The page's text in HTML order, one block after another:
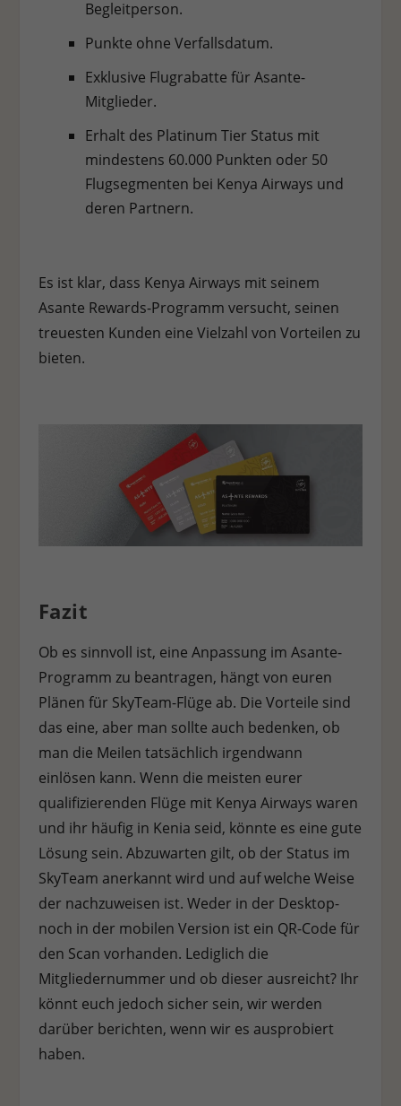
Begleitperson.
Punkte ohne Verfallsdatum.
Exklusive Flugrabatte für Asante-
Mitglieder.
Erhalt des Platinum Tier Status mit
mindestens 60.000 Punkten oder 50
Flugsegmenten bei Kenya Airways und
deren Partnern.
Es ist klar, dass Kenya Airways mit seinem
Asante Rewards-Programm versucht, seinen
treuesten Kunden eine Vielzahl von Vorteilen zu
bieten.
Fazit
Ob es sinnvoll ist, eine Anpassung im Asante-
Programm zu beantragen, hängt von euren
Plänen für SkyTeam-Flüge ab. Die Vorteile sind
das eine, aber man sollte auch bedenken, ob
man die Meilen tatsächlich irgendwann
einlösen kann. Wenn die meisten eurer
qualifizierenden Flüge mit Kenya Airways waren
und ihr häufig in Kenia seid, könnte es eine gute
Lösung sein. Abzuwarten gilt, ob der Status im
SkyTeam anerkannt wird und auf welche Weise
der nachzuweisen ist. Weder in der Desktop-
noch in der mobilen Version ist ein QR-Code für
den Scan vorhanden. Lediglich die
Mitgliedernummer und ob dieser ausreicht? Ihr
könnt euch jedoch sicher sein, wir werden
darüber berichten, wenn wir es ausprobiert
haben.